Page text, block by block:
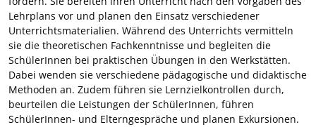
Lehrplans vor und planen den Einsatz verschiedener
Unterrichtsmaterialien. Während des Unterrichts vermitteln
sie die theoretischen Fachkenntnisse und begleiten die
SchülerInnen bei praktischen Übungen in den Werkstätten.
Dabei wenden sie verschiedene pädagogische und didaktische
Methoden an. Zudem führen sie Lernzielkontrollen durch,
beurteilen die Leistungen der SchülerInnen, führen
SchülerInnen- und Elterngespräche und planen Exkursionen.